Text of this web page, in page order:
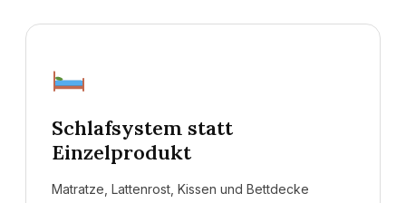
Schlafsystem statt
Einzelprodukt
Matratze, Lattenrost, Kissen und Bettdecke